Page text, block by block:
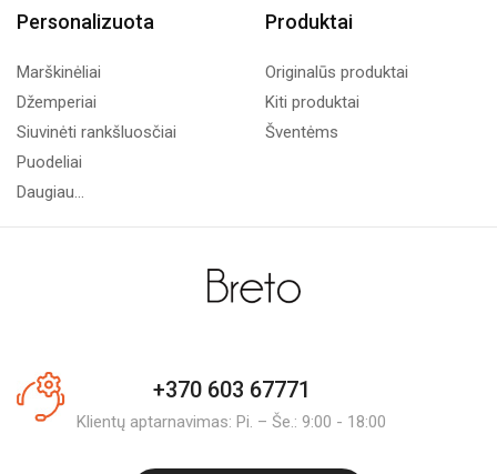
Personalizuota
Marškinėliai
Džemperiai
Siuvinėti rankšluosčiai
Puodeliai
Daugiau...
Produktai
Originalūs produktai
Kiti produktai
Šventėms
+370 603 67771
Klientų aptarnavimas: Pi. – Še.: 9:00 - 18:00